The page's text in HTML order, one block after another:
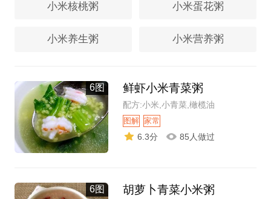
小米核桃粥 小米蛋花粥
小米养生粥 小米营养粥
6图 鲜虾小米青菜粥
配方:小米,小青菜,橄榄油
图解 家常
6.3分 85人做过
6图 胡萝卜青菜小米粥